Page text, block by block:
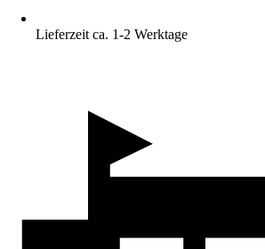
Lieferzeit ca. 1-2 Werktage